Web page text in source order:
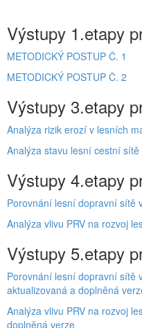
Výstupy 1.etapy
METODICKÝ POSTUP Č. 1
METODICKÝ POSTUP Č. 2
Výstupy 3.etapy
Analýza rizik erozí v lesních
Analýza stavu lesní cestní
Výstupy 4.etapy
Porovnání lesní dopravní sítě
Analýza vlivu PRV na rozvoj
Výstupy 5.etapy
Porovnání lesní dopravní sítě
aktualizovaná a doplněná
Analýza vlivu PRV na rozvoj
doplněná verze